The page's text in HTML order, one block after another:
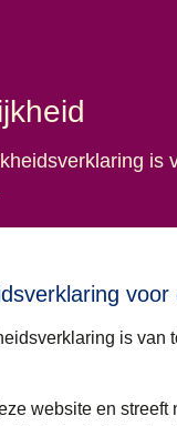
is
is van
website en streeft